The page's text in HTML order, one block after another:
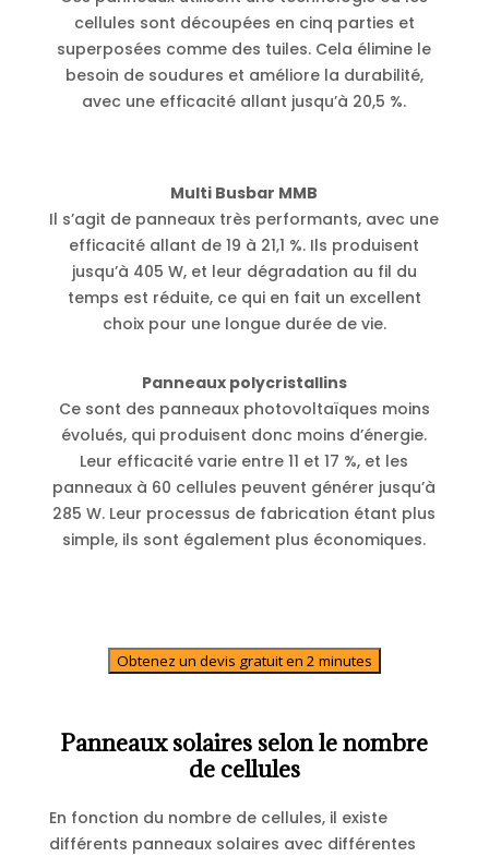
cellules sont découpées en cinq parties et
superposées comme des tuiles. Cela élimine le
besoin de soudures et améliore la durabilité,
avec une efficacité allant jusqu’à 20,5 %.
Multi Busbar MMB
Il s’agit de panneaux très performants, avec une
efficacité allant de 19 à 21,1 %. Ils produisent
jusqu’à 405 W, et leur dégradation au fil du
temps est réduite, ce qui en fait un excellent
choix pour une longue durée de vie.
Panneaux polycristallins
Ce sont des panneaux photovoltaïques moins
évolués, qui produisent donc moins d’énergie.
Leur efficacité varie entre 11 et 17 %, et les
panneaux à 60 cellules peuvent générer jusqu’à
285 W. Leur processus de fabrication étant plus
simple, ils sont également plus économiques.
Obtenez un devis gratuit en 2 minutes
Panneaux solaires selon le nombre
de cellules
En fonction du nombre de cellules, il existe
différents panneaux solaires avec différentes